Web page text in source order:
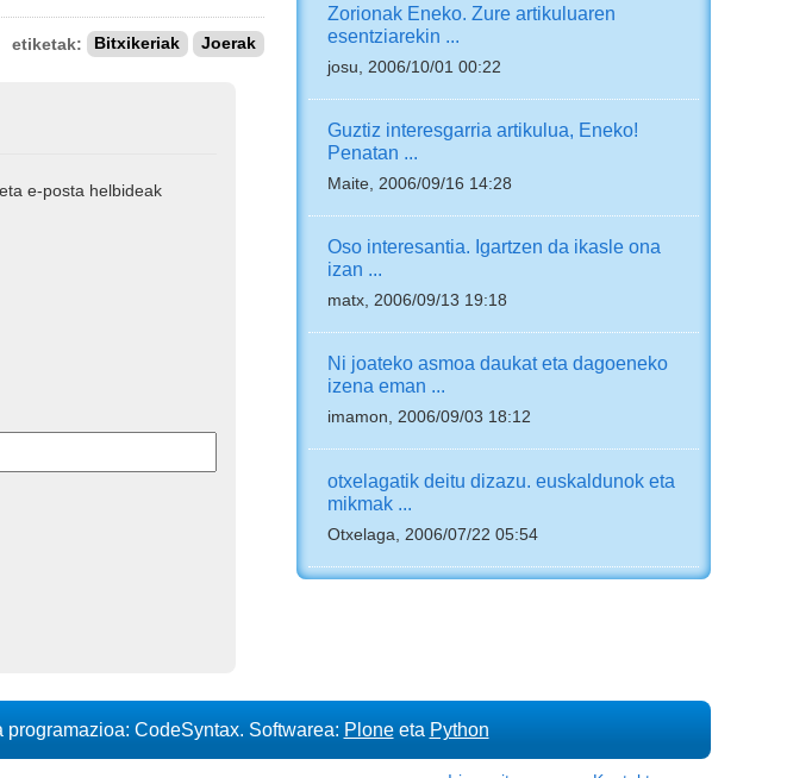
etiketak: Bitxikeriak Joerak
e-posta helbideak
Zorionak Eneko. Zure artikuluaren
esentziarekin ...
josu, 2006/10/01 00:22
Guztiz interesgarria artikulua, Eneko!
Penatan ...
Maite, 2006/09/16 14:28
Oso interesantia. Igartzen da ikasle ona
izan ...
matx, 2006/09/13 19:18
Ni joateko asmoa daukat eta dagoeneko
izena eman ...
imamon, 2006/09/03 18:12
otxelagatik deitu dizazu. euskaldunok eta
mikmak ...
Otxelaga, 2006/07/22 05:54
CodeSyntax. Softwarea: Ploneeta Python